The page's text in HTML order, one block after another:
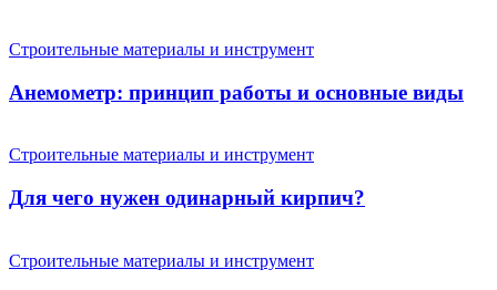
Строительные материалы и инструмент
Анемометр: принцип работы и основные виды
Строительные материалы и инструмент
Для чего нужен одинарный кирпич?
Строительные материалы и инструмент